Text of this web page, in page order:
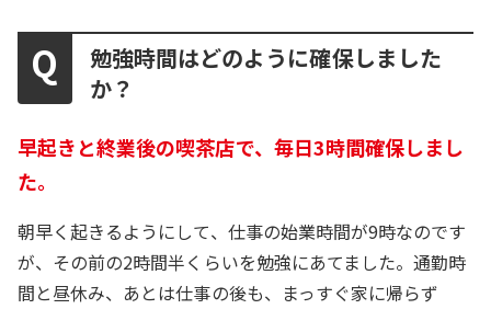
勉強時間はどのように確保しました
か？
早起きと終業後の喫茶店で、毎日3時間確保しまし
た。
朝早く起きるようにして、仕事の始業時間が9時なのです
が、その前の2時間半くらいを勉強にあてました。通勤時
間と昼休み、あとは仕事の後も、まっすぐ家に帰らず